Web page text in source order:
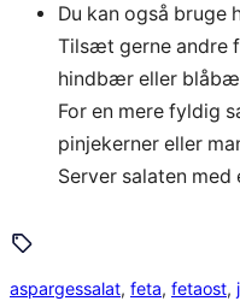
Du kan også bruge
Tilsæt gerne andre
hindbær eller
For en mere fyldig
pinjekerner eller
Server salaten
aspargessalat, feta, fetaost,